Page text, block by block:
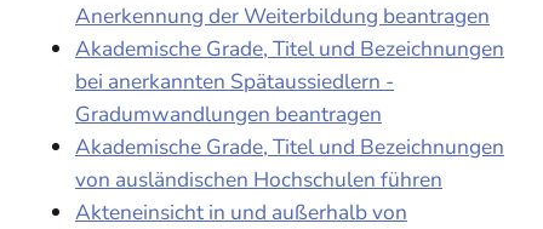
Anerkennung der Weiterbildung beantragen
Akademische Grade, Titel und Bezeichnungen
bei anerkannten Spätaussiedlern -
Gradumwandlungen beantragen
Akademische Grade, Titel und Bezeichnungen
von ausländischen Hochschulen führen
Akteneinsicht in und außerhalb von